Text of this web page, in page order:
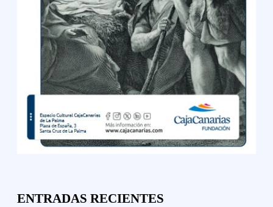
ENTRADAS RECIENTES